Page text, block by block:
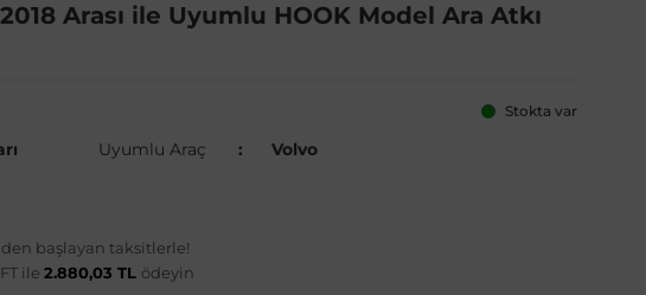
Arası ile Uyumlu HOOK Model Ara Atkı
Stokta var
Uyumlu Araç Volvo
den başlayan taksitlerle!
ile 2.880,03 TL ödeyin